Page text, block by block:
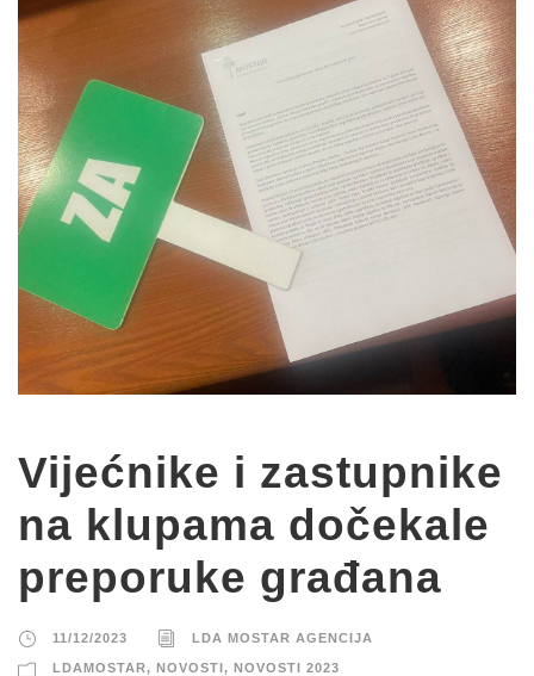
Vijećnike i zastupnike
na klupama dočekale
preporuke građana
11/12/2023 LDA MOSTAR AGENCIJA
LDAMOSTAR, NOVOSTI, NOVOSTI 2023